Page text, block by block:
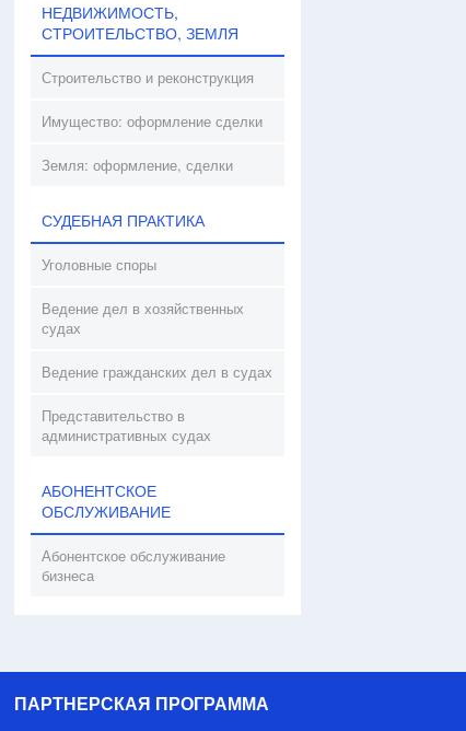
НЕДВИЖИМОСТЬ,
СТРОИТЕЛЬСТВО, ЗЕМЛЯ
Строительство и реконструкция
Имущество: оформление сделки
Земля: оформление, сделки
СУДЕБНАЯ ПРАКТИКА
Уголовные споры
Ведение дел в хозяйственных
судах
Ведение гражданских дел в судах
Представительство в
административных судах
АБОНЕНТСКОЕ
ОБСЛУЖИВАНИЕ
Абонентское обслуживание
бизнеса
ПАРТНЕРСКАЯ ПРОГРАММА